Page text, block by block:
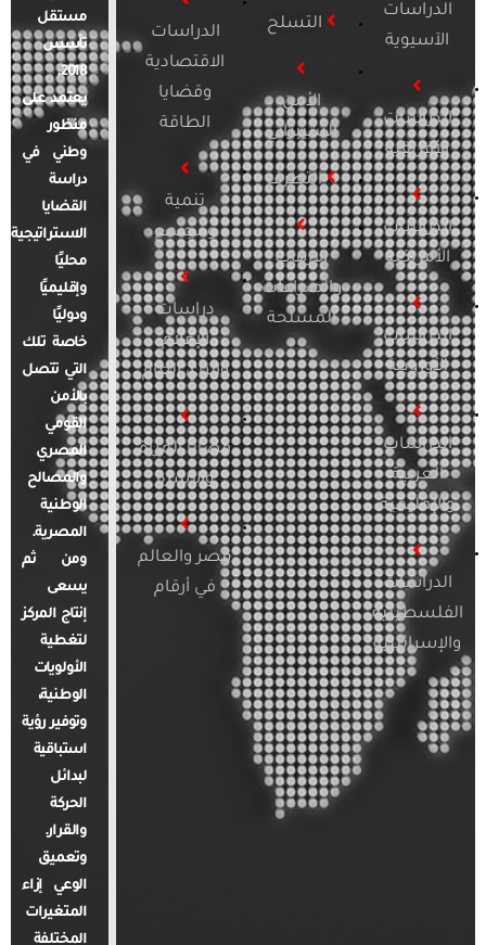
الدراسات
الآسيوية
الدراسات
الأفريقية
الدراسات
الأمريكية
الدراسات
الأوروبية
الدراسات
العربية
والإقليمية
الدراسات
الفلسطينية
والإسرائيلية
التسلح
الأمن
السيبراني
التطرف
الإرهاب
والصراعات
المسلحة
الدراسات
الاقتصادية
وقضايا
الطاقة
تنمية
ومجتمع
دراسات
الإعلام
والرأي العام
قضايا المرأة
والأسرة
مصر والعالم
في أرقام
مستقل
تأسس
2018.
يعتمد على
منظور
وطني في
دراسة
القضايا
الاستراتيجية
محليًا
وإقليميًا
ودوليًا
خاصة تلك
التي تتصل
بالأمن
القومي
المصري
والمصالح
الوطنية
المصرية.
ومن ثم
يسعى
إنتاج المركز
لتغطية
الأولويات
الوطنية،
وتوفير رؤية
استباقية
لبدائل
الحركة
والقرار.
وتعميق
الوعي إزاء
المتغيرات
المختلفة